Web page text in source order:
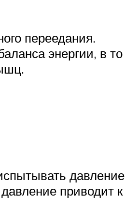
переедания.
энергии, в
приводит к